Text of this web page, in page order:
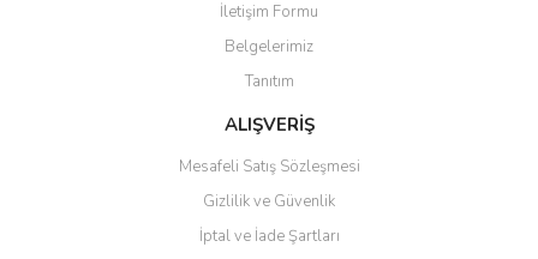
İletişim Formu
Belgelerimiz
Tanıtım
ALIŞVERİŞ
Mesafeli Satış Sözleşmesi
Gizlilik ve Güvenlik
İptal ve İade Şartları